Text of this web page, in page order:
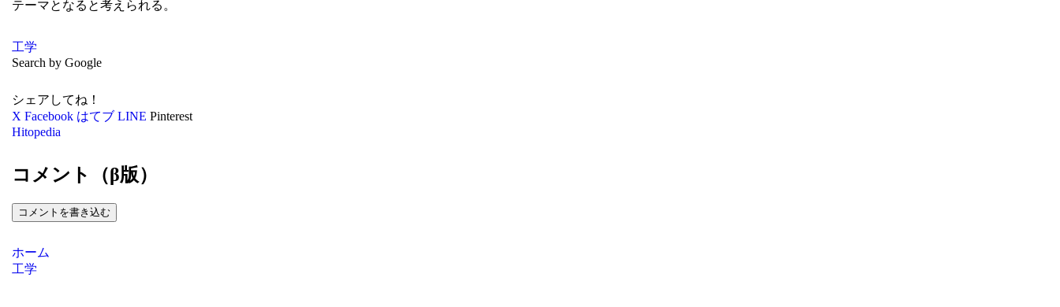
テーマとなると考えられる。
工学
Search by Google
シェアしてね！
X Facebook はてブ LINE Pinterest
Hitopedia
コメント（β版）
コメントを書き込む
ホーム
工学